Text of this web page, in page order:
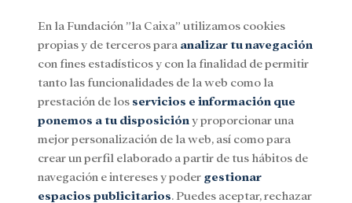
Menu
SocialInvestigación y becasCultura
Teatro Real
En la Fundación ”la Caixa” utilizamos cookies
propias y de terceros para analizar tu navegación
con fines estadísticos y con la finalidad de permitir
tanto las funcionalidades de la web como la
prestación de los servicios e información que
ponemos a tu disposición y proporcionar una
mejor personalización de la web, así como para
crear un perfil elaborado a partir de tus hábitos de
navegación e intereses y poder gestionar
espacios publicitarios. Puedes aceptar, rechazar